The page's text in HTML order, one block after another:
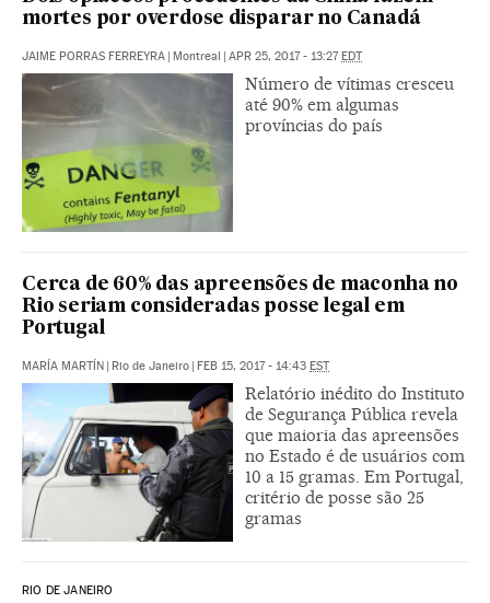
mortes por overdose disparar no Canadá
JAIME PORRAS FERREYRA | Montreal | APR 25, 2017 - 13:27EDT
Número de vítimas cresceu
até 90% em algumas
províncias do país
Cerca de 60% das apreensões de maconha no
Rio seriam consideradas posse legal em
Portugal
MARÍA MARTÍN | Rio de Janeiro | FEB 15, 2017 - 14:43 EST
Relatório inédito do Instituto
de Segurança Pública revela
que maioria das apreensões
no Estado é de usuários com
10 a 15 gramas. Em Portugal,
critério de posse são 25
gramas
RIO DE JANEIRO